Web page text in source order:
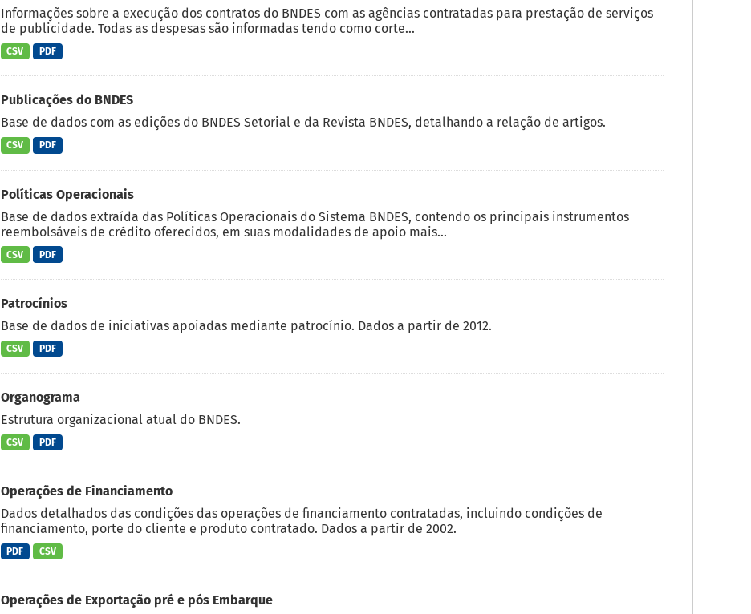
Informações sobre a execução dos contratos do BNDES com as agências contratadas para prestação de serviços
de publicidade. Todas as despesas são informadas tendo como corte...
CSV PDF
Publicações do BNDES
Base de dados com as edições do BNDES Setorial e da Revista BNDES, detalhando a relação de artigos.
CSV PDF
Políticas Operacionais
Base de dados extraída das Políticas Operacionais do Sistema BNDES, contendo os principais instrumentos
reembolsáveis de crédito oferecidos, em suas modalidades de apoio mais...
CSV PDF
Patrocínios
Base de dados de iniciativas apoiadas mediante patrocínio. Dados a partir de 2012.
CSV PDF
Organograma
Estrutura organizacional atual do BNDES.
CSV PDF
Operações de Financiamento
Dados detalhados das condições das operações de financiamento contratadas, incluindo condições de
financiamento, porte do cliente e produto contratado. Dados a partir de 2002.
PDF CSV
Operações de Exportação pré e pós Embarque